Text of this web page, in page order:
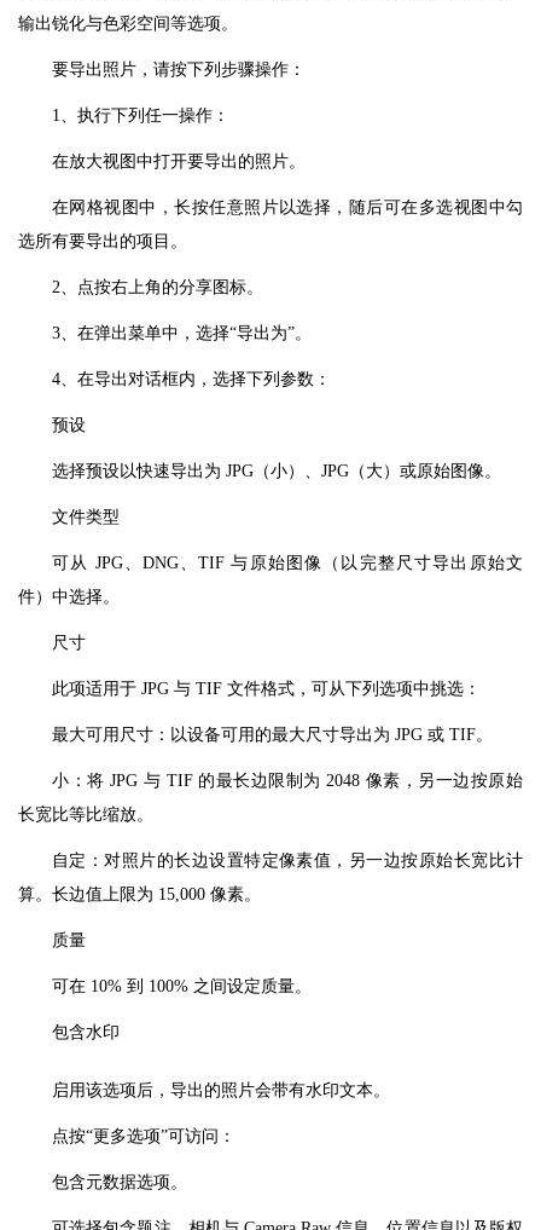
输出锐化与色彩空间等选项。
要导出照片，请按下列步骤操作：
1、执行下列任一操作：
在放大视图中打开要导出的照片。
在网格视图中，长按任意照片以选择，随后可在多选视图中勾
选所有要导出的项目。
2、点按右上角的分享图标。
3、在弹出菜单中，选择“导出为”。
4、在导出对话框内，选择下列参数：
预设
选择预设以快速导出为 JPG（小）、JPG（大）或原始图像。
文件类型
可从 JPG、DNG、TIF 与原始图像（以完整尺寸导出原始文
件）中选择。
尺寸
此项适用于 JPG 与 TIF 文件格式，可从下列选项中挑选：
最大可用尺寸：以设备可用的最大尺寸导出为 JPG 或 TIF。
小：将 JPG 与 TIF 的最长边限制为 2048 像素，另一边按原始
长宽比等比缩放。
自定：对照片的长边设置特定像素值，另一边按原始长宽比计
算。长边值上限为 15,000 像素。
质量
可在 10% 到 100% 之间设定质量。
包含水印
启用该选项后，导出的照片会带有水印文本。
点按“更多选项”可访问：
包含元数据选项。